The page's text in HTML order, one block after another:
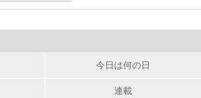
今日は何の日
連載